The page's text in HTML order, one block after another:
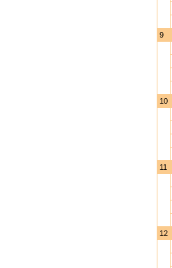
9
10
11
12